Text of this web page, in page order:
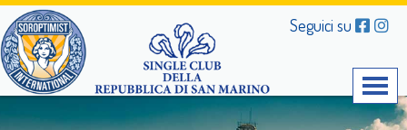
Seguici su